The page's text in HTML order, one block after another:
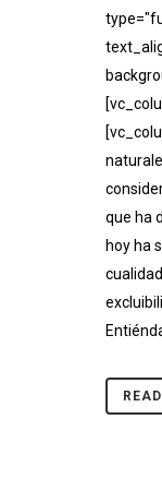
que ha
hoy ha